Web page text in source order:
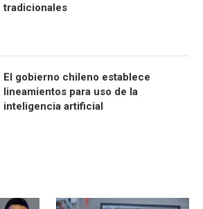
tradicionales
El gobierno chileno establece
lineamientos para uso de la
inteligencia artificial